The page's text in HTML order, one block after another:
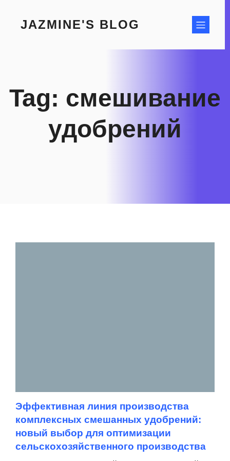
contentJAZMINE'S BLOG
Tag: смешивание
удобрений
Эффективная линия производства
комплексных смешанных удобрений:
новый выбор для оптимизации
сельскохозяйственного производства